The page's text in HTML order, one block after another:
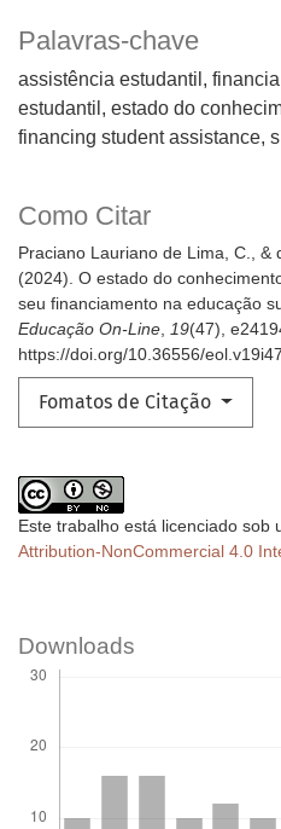
Palavras-chave
assistência estudantil,
estudantil, estado do
financing student assistance,
Como Citar
Praciano Lauriano de Lima, C., &
(2024). O estado do
seu financiamento na educação
Educação On-Line, 19(47),
https://doi.org/10.36556/
Fomatos de Citação
Este trabalho está licenciado sob
Attribution-NonCommercial 4.0
Downloads